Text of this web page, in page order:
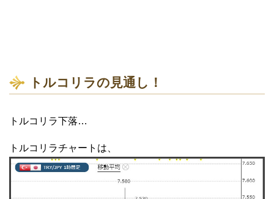
トルコリラの見通し！
トルコリラ下落…
トルコリラチャートは、